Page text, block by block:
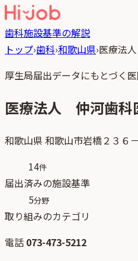
歯科施設基準の解説
トップ›歯科›和歌山県›医療法
厚生局届出データにもとづく
医療法人 仲河歯科
和歌山県 和歌山市岩橋２３６
14件
届出済みの施設基準
5分野
取り組みのカテゴリ
電話 073-473-5212